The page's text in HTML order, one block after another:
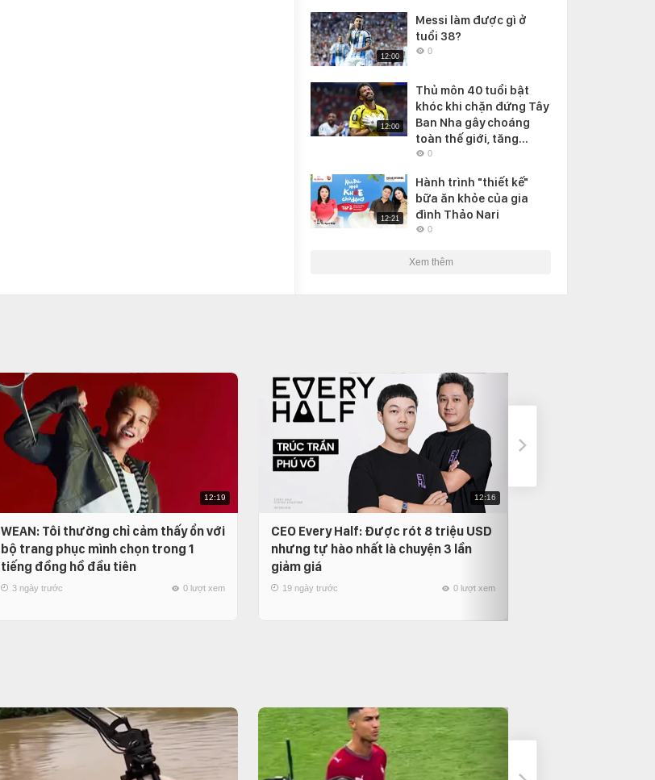
12:00
Messi làm được gì ở
tuổi 38?
0
12:00
Thủ môn 40 tuổi bật
khóc khi chặn đứng Tây
Ban Nha gây choáng
toàn thế giới, tăng...
0
12:21
Hành trình "thiết kế"
bữa ăn khỏe của gia
đình Thảo Nari
0
Xem thêm
12:19
WEAN: Tôi thường chỉ cảm thấy ổn với
bộ trang phục mình chọn trong 1
tiếng đồng hồ đầu tiên
3 ngày trước 0 lượt xem
12:16
CEO Every Half: Được rót 8 triệu USD
nhưng tự hào nhất là chuyện 3 lần
giảm giá
19 ngày trước 0 lượt xem